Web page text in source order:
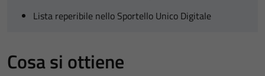
Lista reperibile nello Sportello Unico Digitale
Cosa si ottiene